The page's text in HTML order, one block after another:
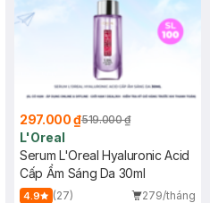
297.000 ₫519.000 ₫
L'Oreal
Serum L'Oreal Hyaluronic Acid
Cấp Ẩm Sáng Da 30ml
4.9 (27)
279/tháng